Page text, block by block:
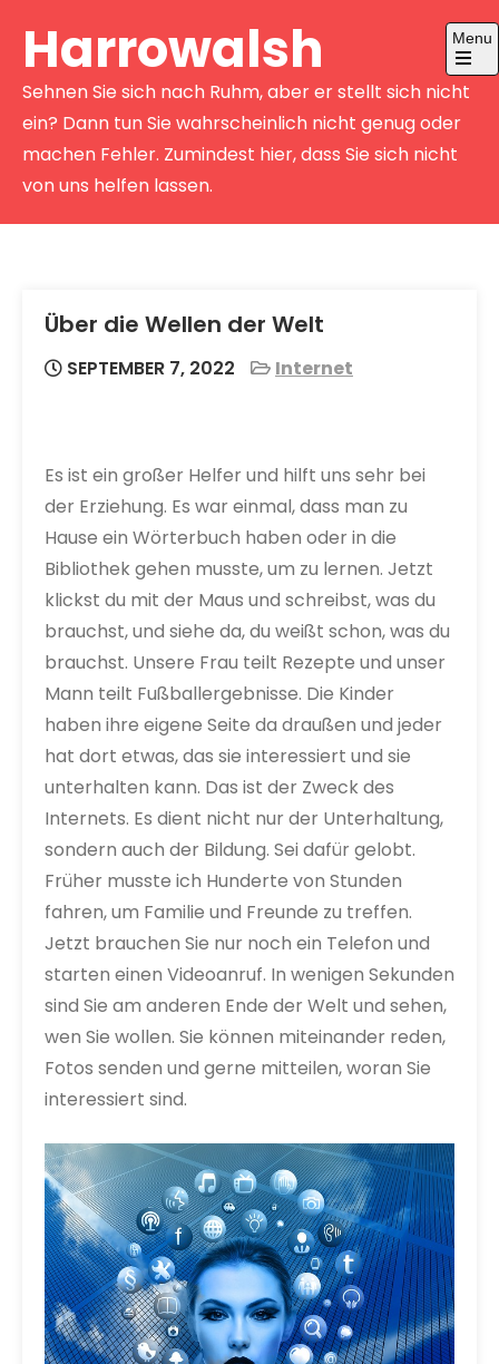
Harrowalsh
Sehnen Sie sich nach Ruhm, aber er stellt sich nicht
ein? Dann tun Sie wahrscheinlich nicht genug oder
machen Fehler. Zumindest hier, dass Sie sich nicht
von uns helfen lassen.
Menu
Open
the
menu
Über die Wellen der Welt
SEPTEMBER 7, 2022 Internet
Es ist ein großer Helfer und hilft uns sehr bei
der Erziehung. Es war einmal, dass man zu
Hause ein Wörterbuch haben oder in die
Bibliothek gehen musste, um zu lernen. Jetzt
klickst du mit der Maus und schreibst, was du
brauchst, und siehe da, du weißt schon, was du
brauchst. Unsere Frau teilt Rezepte und unser
Mann teilt Fußballergebnisse. Die Kinder
haben ihre eigene Seite da draußen und jeder
hat dort etwas, das sie interessiert und sie
unterhalten kann. Das ist der Zweck des
Internets. Es dient nicht nur der Unterhaltung,
sondern auch der Bildung. Sei dafür gelobt.
Früher musste ich Hunderte von Stunden
fahren, um Familie und Freunde zu treffen.
Jetzt brauchen Sie nur noch ein Telefon und
starten einen Videoanruf. In wenigen Sekunden
sind Sie am anderen Ende der Welt und sehen,
wen Sie wollen. Sie können miteinander reden,
Fotos senden und gerne mitteilen, woran Sie
interessiert sind.